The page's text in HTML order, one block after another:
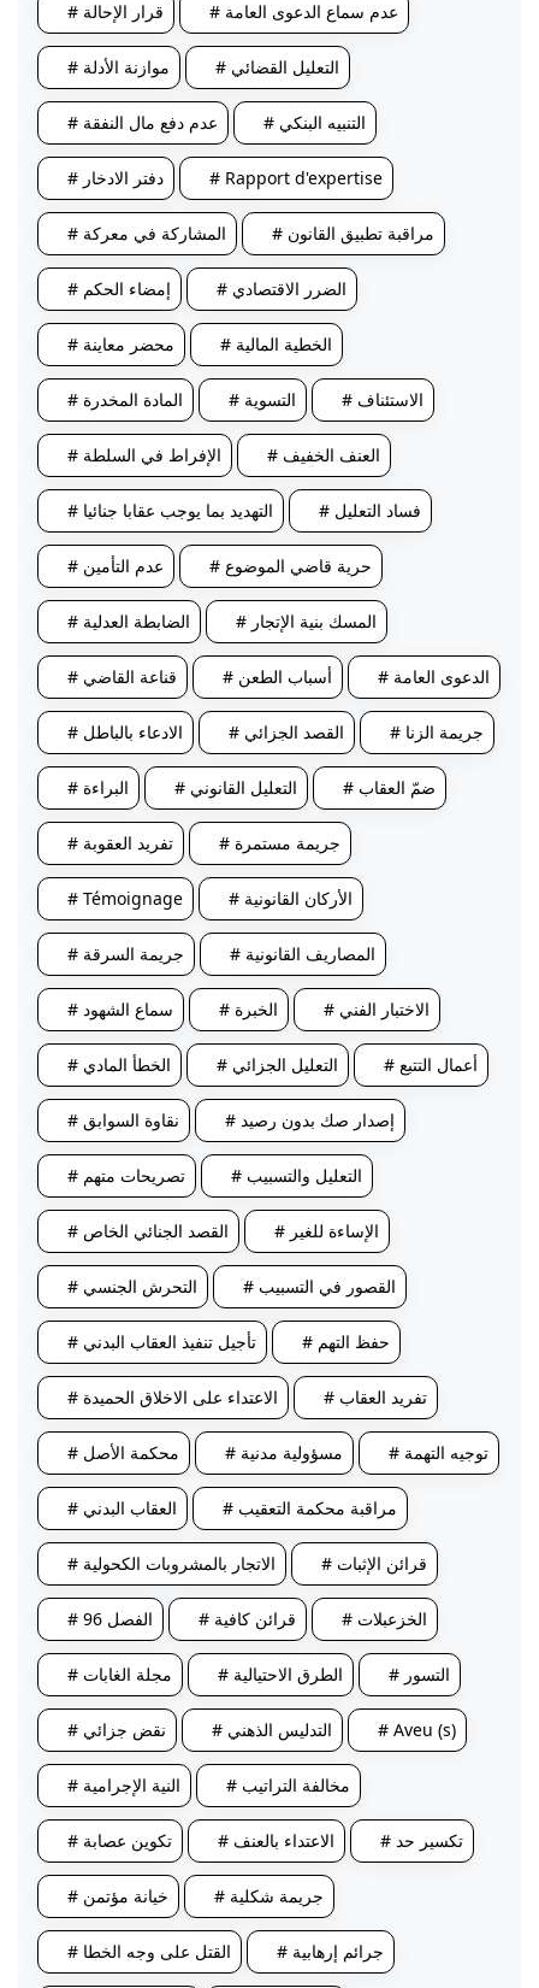
# قرار الإحالة # عدم سماع الدعوى العامة
# موازنة الأدلة # التعليل القضائي
# عدم دفع مال النفقة # التنبيه البنكي
# دفتر الادخار # Rapport d'expertise
# المشاركة في معركة # مراقبة تطبيق القانون
# إمضاء الحكم # الضرر الاقتصادي
# محضر معاينة # الخطية المالية
# المادة المخدرة # التسوية # الاستئناف
# الإفراط في السلطة # العنف الخفيف
# التهديد بما يوجب عقابا جنائيا # فساد التعليل
# عدم التأمين # حرية قاضي الموضوع
# الضابطة العدلية # المسك بنية الإتجار
# قناعة القاضي # أسباب الطعن # الدعوى العامة
# الادعاء بالباطل # القصد الجزائي # جريمة الزنا
# البراءة # التعليل القانوني # ضمّ العقاب
# تفريد العقوبة # جريمة مستمرة
# Témoignage # الأركان القانونية
# جريمة السرقة # المصاريف القانونية
# سماع الشهود # الخبرة # الاختبار الفني
# الخطأ المادي # التعليل الجزائي # أعمال التتبع
# نقاوة السوابق # إصدار صك بدون رصيد
# تصريحات متهم # التعليل والتسبيب
# القصد الجنائي الخاص # الإساءة للغير
# التحرش الجنسي # القصور في التسبيب
# تأجيل تنفيذ العقاب البدني # حفظ التهم
# الاعتداء على الاخلاق الحميدة # تفريد العقاب
# محكمة الأصل # مسؤولية مدنية # توجيه التهمة
# العقاب البدني # مراقبة محكمة التعقيب
# الاتجار بالمشروبات الكحولية # قرائن الإثبات
# الفصل 96 # قرائن كافية # الخزعبلات
# مجلة الغابات # الطرق الاحتيالية # التسور
# نقض جزائي # التدليس الذهني # Aveu (s)
# النية الإجرامية # مخالفة التراتيب
# تكوين عصابة # الاعتداء بالعنف # تكسير حد
# خيانة مؤتمن # جريمة شكلية
# القتل على وجه الخطا # جرائم إرهابية